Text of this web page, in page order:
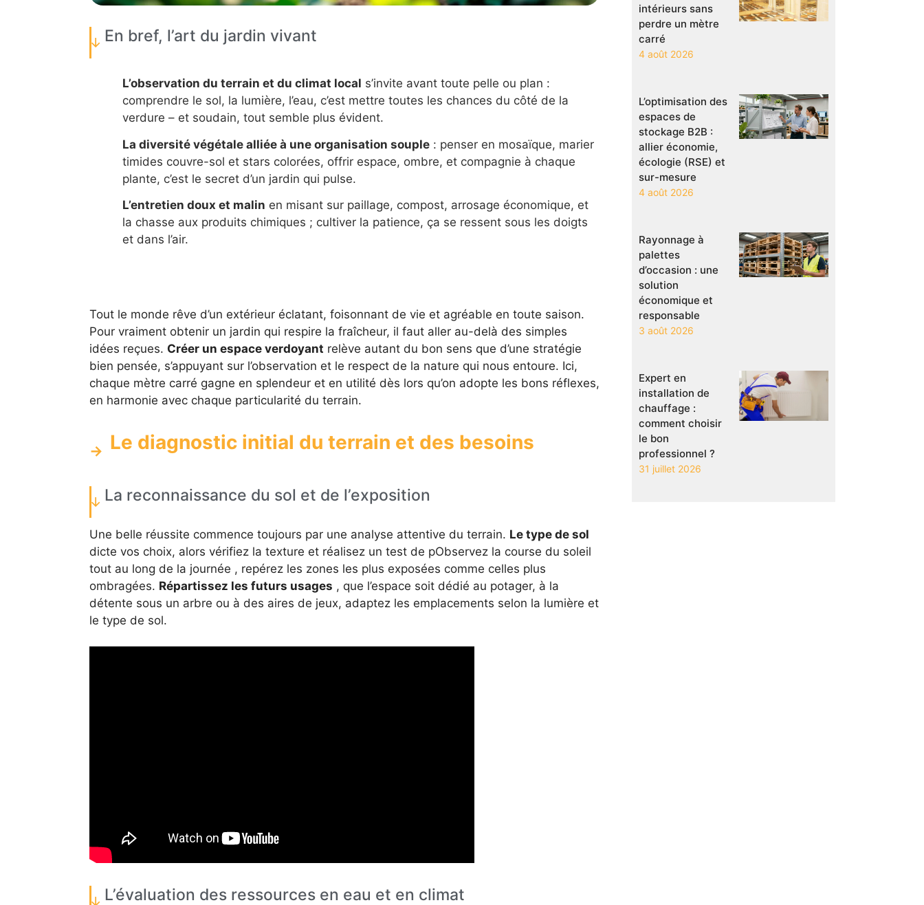
En bref, l’art du jardin vivant
L’observation du terrain et du climat local s’invite avant toute pelle ou plan :
comprendre le sol, la lumière, l’eau, c’est mettre toutes les chances du côté de la
verdure – et soudain, tout semble plus évident.
La diversité végétale alliée à une organisation souple: penser en mosaïque, marier
timides couvre-sol et stars colorées, offrir espace, ombre, et compagnie à chaque
plante, c’est le secret d’un jardin qui pulse.
L’entretien doux et malin en misant sur paillage, compost, arrosage économique, et
la chasse aux produits chimiques ; cultiver la patience, ça se ressent sous les doigts
et dans l’air.
Tout le monde rêve d’un extérieur éclatant, foisonnant de vie et agréable en toute saison.
Pour vraiment obtenir un jardin qui respire la fraîcheur, il faut aller au-delà des simples
idées reçues. Créer un espace verdoyant relève autant du bon sens que d’une stratégie
bien pensée, s’appuyant sur l’observation et le respect de la nature qui nous entoure. Ici,
chaque mètre carré gagne en splendeur et en utilité dès lors qu’on adopte les bons réflexes,
en harmonie avec chaque particularité du terrain.
Le diagnostic initial du terrain et des besoins
La reconnaissance du sol et de l’exposition
Une belle réussite commence toujours par une analyse attentive du terrain. Le type de sol
dicte vos choix, alors vérifiez la texture et réalisez un test de pObservez la course du soleil
tout au long de la journée , repérez les zones les plus exposées comme celles plus
ombragées. Répartissez les futurs usages , que l’espace soit dédié au potager, à la
détente sous un arbre ou à des aires de jeux, adaptez les emplacements selon la lumière et
le type de sol.
L’évaluation des ressources en eau et en climat
intérieurs sans
perdre un mètre
carré
4 août 2026
L’optimisation des
espaces de
stockage B2B :
allier économie,
écologie (RSE) et
sur-mesure
4 août 2026
Rayonnage à
palettes
d’occasion : une
solution
économique et
responsable
3 août 2026
Expert en
installation de
chauffage :
comment choisir
le bon
professionnel ?
31 juillet 2026